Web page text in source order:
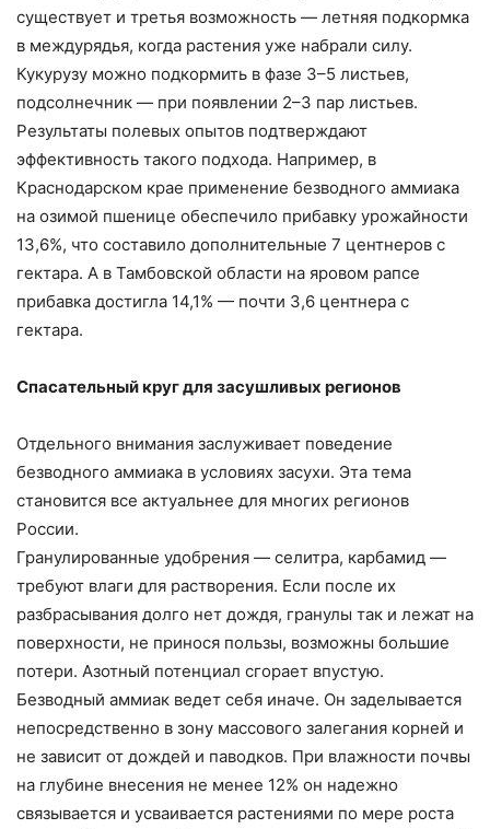
существует и третья возможность — летняя подкормка
в междурядья, когда растения уже набрали силу.
Кукурузу можно подкормить в фазе 3–5 листьев,
подсолнечник — при появлении 2–3 пар листьев.
Результаты полевых опытов подтверждают
эффективность такого подхода. Например, в
Краснодарском крае применение безводного аммиака
на озимой пшенице обеспечило прибавку урожайности
13,6%, что составило дополнительные 7 центнеров с
гектара. А в Тамбовской области на яровом рапсе
прибавка достигла 14,1% — почти 3,6 центнера с
гектара.
Спасательный круг для засушливых регионов
Отдельного внимания заслуживает поведение
безводного аммиака в условиях засухи. Эта тема
становится все актуальнее для многих регионов
России.
Гранулированные удобрения — селитра, карбамид —
требуют влаги для растворения. Если после их
разбрасывания долго нет дождя, гранулы так и лежат на
поверхности, не принося пользы, возможны большие
потери. Азотный потенциал сгорает впустую.
Безводный аммиак ведет себя иначе. Он заделывается
непосредственно в зону массового залегания корней и
не зависит от дождей и паводков. При влажности почвы
на глубине внесения не менее 12% он надежно
связывается и усваивается растениями по мере роста